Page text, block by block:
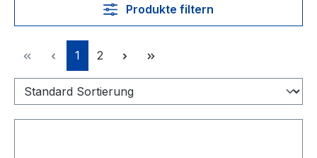
Produkte filtern
Seite
1 Seite
2